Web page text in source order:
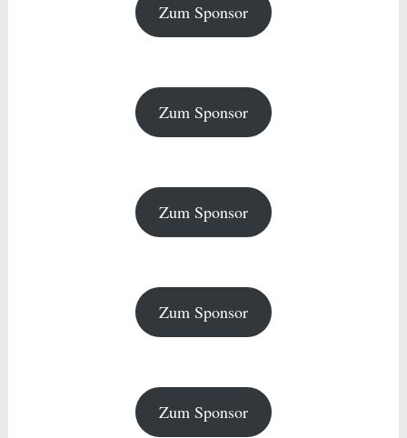
Zum Sponsor
Zum Sponsor
Zum Sponsor
Zum Sponsor
Zum Sponsor